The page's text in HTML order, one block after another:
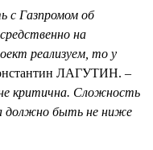
с Газпромом об
на
реализуем, то у
ЛАГУТИН. –
критична. Сложность
должно быть не ниже